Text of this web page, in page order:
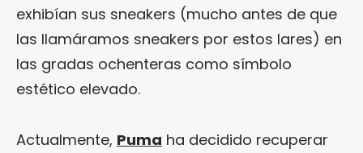
exhibían sus sneakers (mucho antes de que
las llamáramos sneakers por estos lares) en
las gradas ochenteras como símbolo
estético elevado.
Actualmente, Puma ha decidido recuperar